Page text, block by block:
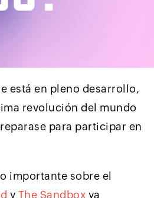
está en pleno desarrollo,
revolución del mundo
para participar en
importante sobre el
y The Sandbox ya